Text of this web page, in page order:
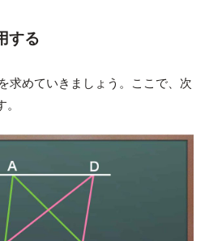
する
求めていきましょう。ここで、次